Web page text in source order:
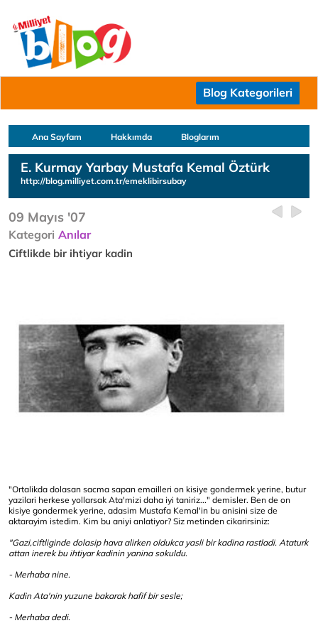
Blog Kategorileri
Ana Sayfam Hakkımda Bloglarım
E. Kurmay Yarbay Mustafa Kemal Öztürk
http://blog.milliyet.com.tr/emeklibirsubay
09 Mayıs '07
Kategori Anılar
Ciftlikde bir ihtiyar kadin
"Ortalikda dolasan sacma sapan emailleri on kisiye gondermek yerine, butur
yazilari herkese yollarsak Ata'mizi daha iyi taniriz..." demisler. Ben de on
kisiye gondermek yerine, adasim Mustafa Kemal'in bu anisini size de
aktarayim istedim. Kim bu aniyi anlatiyor? Siz metinden cikarirsiniz:
"Gazi,ciftliginde dolasip hava alirken oldukca yasli bir kadina rastladi. Ataturk
attan inerek bu ihtiyar kadinin yanina sokuldu.
- Merhaba nine.
Kadin Ata'nin yuzune bakarak hafif bir sesle;
- Merhaba dedi.